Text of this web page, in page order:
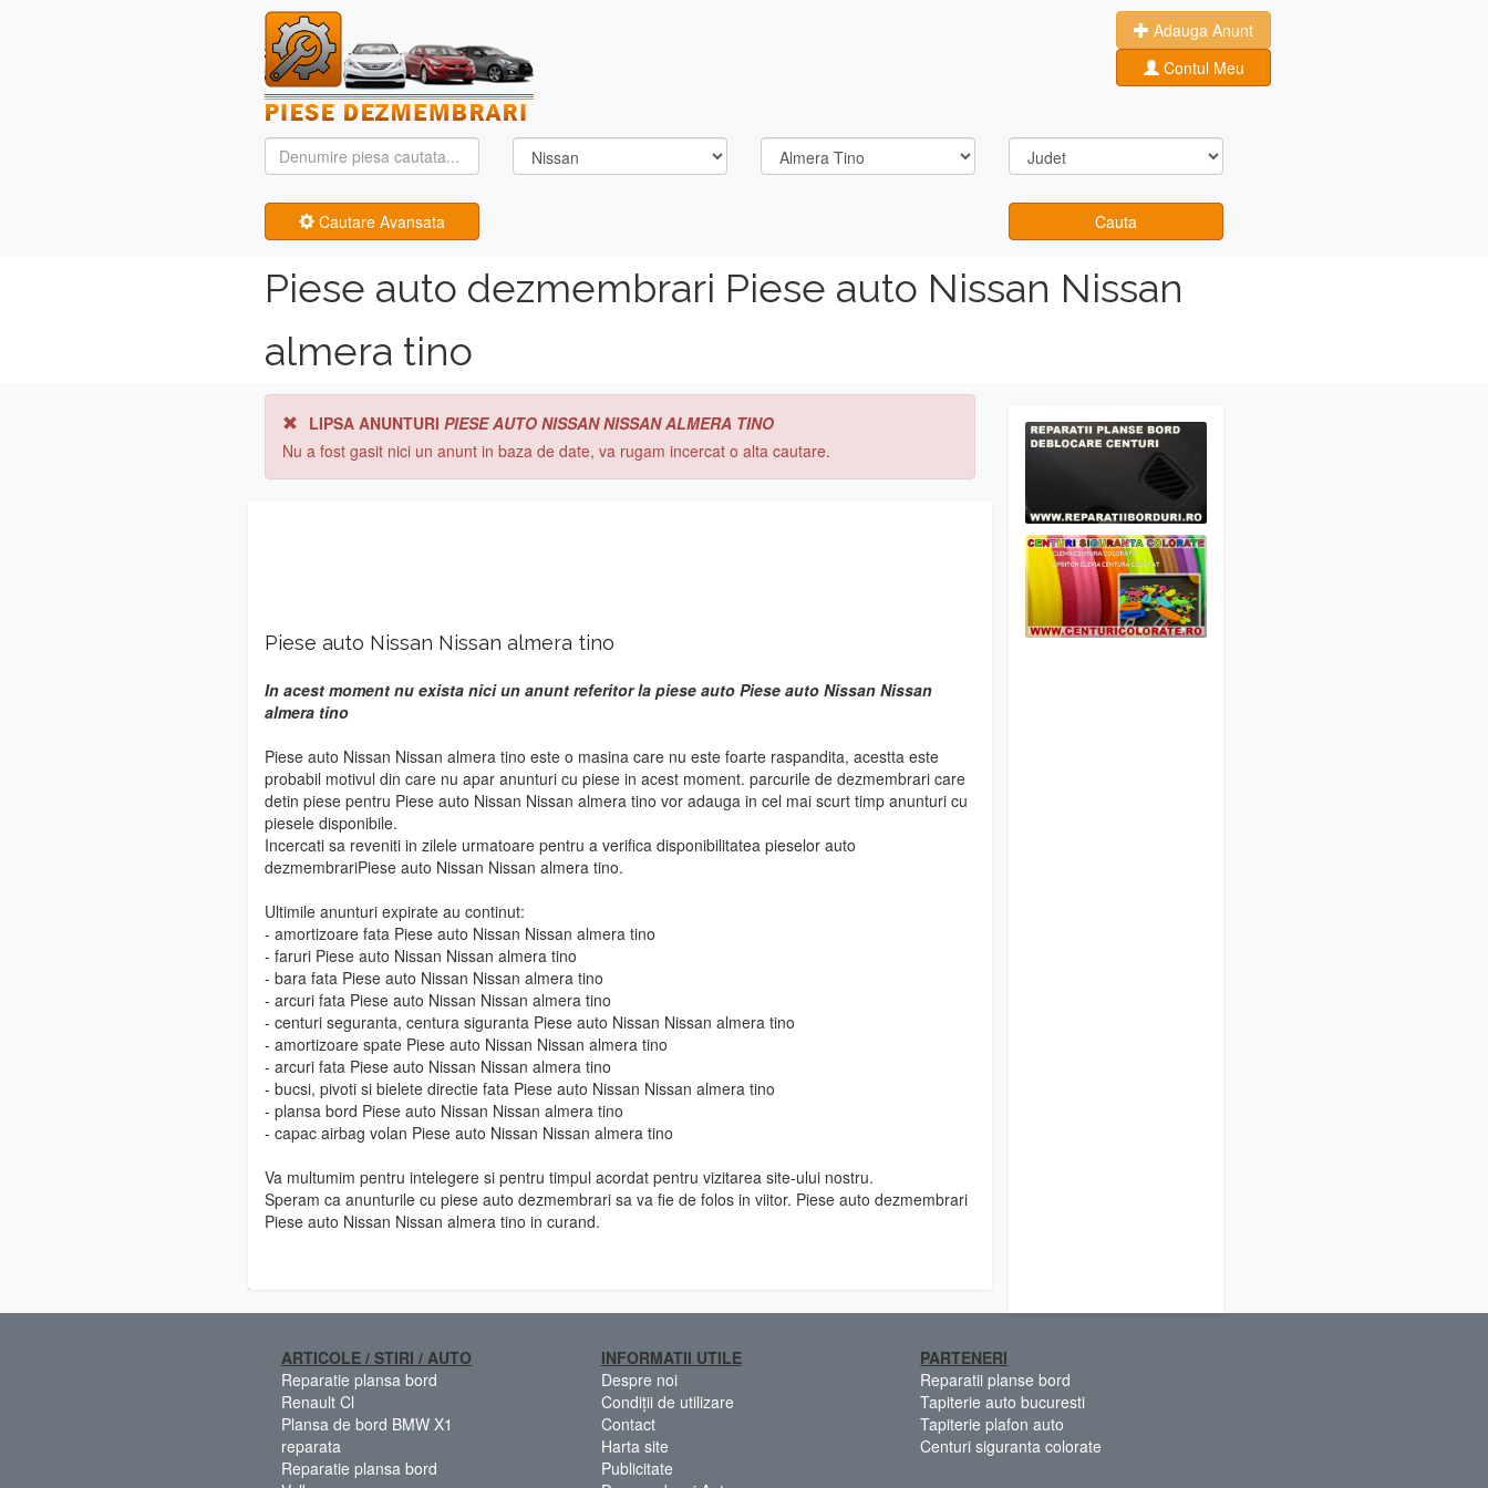
Adauga Anunt
Contul Meu
Cautare Avansata Cauta
Piese auto dezmembrari Piese auto Nissan Nissan
almera tino
LIPSA ANUNTURI PIESE AUTO NISSAN NISSAN ALMERA TINO
Nu a fost gasit nici un anunt in baza de date, va rugam incercat o alta cautare.
Piese auto Nissan Nissan almera tino
In acest moment nu exista nici un anunt referitor la piese auto Piese auto Nissan Nissan
almera tino
Piese auto Nissan Nissan almera tino este o masina care nu este foarte raspandita, acestta este
probabil motivul din care nu apar anunturi cu piese in acest moment. parcurile de dezmembrari care
detin piese pentru Piese auto Nissan Nissan almera tino vor adauga in cel mai scurt timp anunturi cu
piesele disponibile.
Incercati sa reveniti in zilele urmatoare pentru a verifica disponibilitatea pieselor auto
dezmembrariPiese auto Nissan Nissan almera tino.
Ultimile anunturi expirate au continut:
- amortizoare fata Piese auto Nissan Nissan almera tino
- faruri Piese auto Nissan Nissan almera tino
- bara fata Piese auto Nissan Nissan almera tino
- arcuri fata Piese auto Nissan Nissan almera tino
- centuri seguranta, centura siguranta Piese auto Nissan Nissan almera tino
- amortizoare spate Piese auto Nissan Nissan almera tino
- arcuri fata Piese auto Nissan Nissan almera tino
- bucsi, pivoti si bielete directie fata Piese auto Nissan Nissan almera tino
- plansa bord Piese auto Nissan Nissan almera tino
- capac airbag volan Piese auto Nissan Nissan almera tino
Va multumim pentru intelegere si pentru timpul acordat pentru vizitarea site-ului nostru.
Speram ca anunturile cu piese auto dezmembrari sa va fie de folos in viitor. Piese auto dezmembrari
Piese auto Nissan Nissan almera tino in curand.
ARTICOLE / STIRI / AUTO
Reparatie plansa bord
Renault Cl
Plansa de bord BMW X1
reparata
Reparatie plansa bord
INFORMATII UTILE
Despre noi
Condiții de utilizare
Contact
Harta site
Publicitate
PARTENERI
Reparatii planse bord
Tapiterie auto bucuresti
Tapiterie plafon auto
Centuri siguranta colorate